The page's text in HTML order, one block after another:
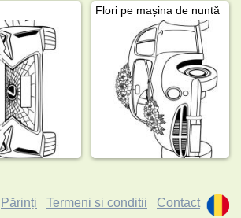
Flori pe mașina de nuntă
Părinți Termeni si conditii Contact